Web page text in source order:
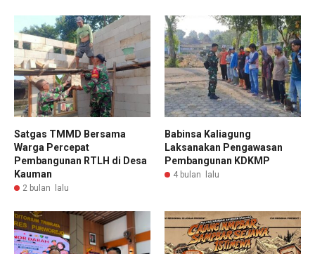
Satgas TMMD Bersama
Warga Percepat
Pembangunan RTLH di Desa
Kauman
2 bulan lalu
Babinsa Kaliagung
Laksanakan Pengawasan
Pembangunan KDKMP
4 bulan lalu